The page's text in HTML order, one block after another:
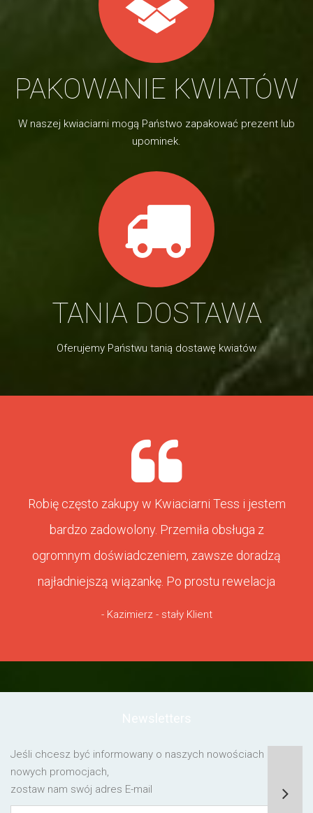
PAKOWANIE KWIATÓW
W naszej kwiaciarni mogą Państwo zapakować prezent lub
upominek.
TANIA DOSTAWA
Oferujemy Państwu tanią dostawę kwiatów
Robię często zakupy w Kwiaciarni Tess i jestem
bardzo zadowolony. Przemiła obsługa z
ogromnym doświadczeniem, zawsze doradzą
najładniejszą wiązankę. Po prostu rewelacja
- Kazimierz - stały Klient
Jeśli chcesz być informowany o naszych nowościach lub o
nowych promocjach,
zostaw nam swój adres E-mail